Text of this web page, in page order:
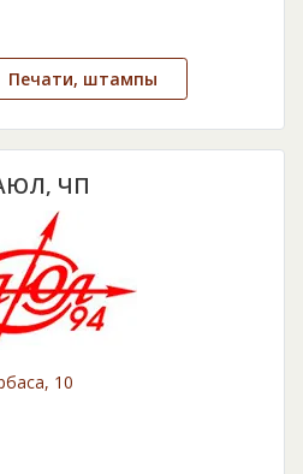
Печати, штампы
ЧП
10